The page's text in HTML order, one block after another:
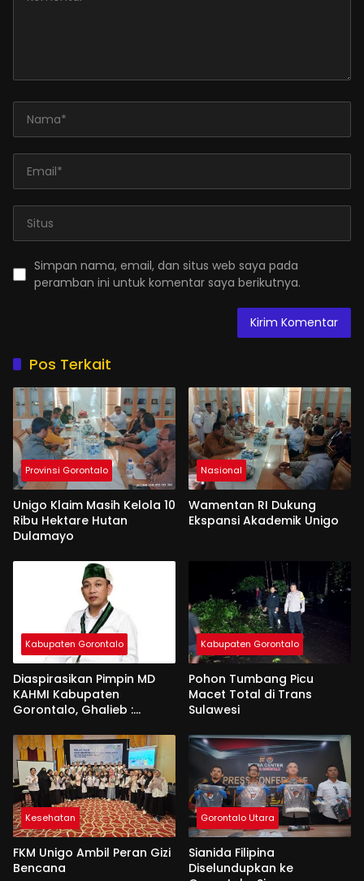
Simpan nama, email, dan situs web saya pada
peramban ini untuk komentar saya berikutnya.
Pos Terkait
Provinsi Gorontalo
Unigo Klaim Masih Kelola 10
Ribu Hektare Hutan
Dulamayo
Nasional
Wamentan RI Dukung
Ekspansi Akademik Unigo
Kabupaten Gorontalo
Diaspirasikan Pimpin MD
KAHMI Kabupaten
Gorontalo, Ghalieb :
Kabupaten Gorontalo
Pohon Tumbang Picu
Macet Total di Trans
Sulawesi
Kesehatan
FKM Unigo Ambil Peran Gizi
Bencana
Gorontalo Utara
Sianida Filipina
Diselundupkan ke